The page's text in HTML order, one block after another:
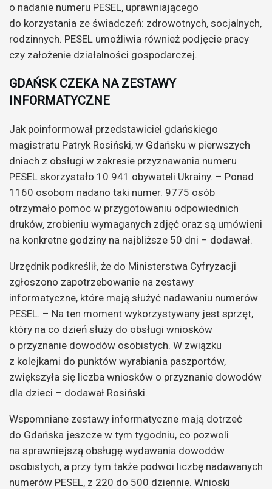
o nadanie numeru PESEL, uprawniającego
do korzystania ze świadczeń: zdrowotnych, socjalnych,
rodzinnych. PESEL umożliwia również podjęcie pracy
czy założenie działalności gospodarczej.
GDAŃSK CZEKA NA ZESTAWY
INFORMATYCZNE
Jak poinformował przedstawiciel gdańskiego
magistratu Patryk Rosiński, w Gdańsku w pierwszych
dniach z obsługi w zakresie przyznawania numeru
PESEL skorzystało 10 941 obywateli Ukrainy. – Ponad
1160 osobom nadano taki numer. 9775 osób
otrzymało pomoc w przygotowaniu odpowiednich
druków, zrobieniu wymaganych zdjęć oraz są umówieni
na konkretne godziny na najbliższe 50 dni – dodawał.
Urzędnik podkreślił, że do Ministerstwa Cyfryzacji
zgłoszono zapotrzebowanie na zestawy
informatyczne, które mają służyć nadawaniu numerów
PESEL. – Na ten moment wykorzystywany jest sprzęt,
który na co dzień służy do obsługi wniosków
o przyznanie dowodów osobistych. W związku
z kolejkami do punktów wyrabiania paszportów,
zwiększyła się liczba wniosków o przyznanie dowodów
dla dzieci – dodawał Rosiński.
Wspomniane zestawy informatyczne mają dotrzeć
do Gdańska jeszcze w tym tygodniu, co pozwoli
na sprawniejszą obsługę wydawania dowodów
osobistych, a przy tym także podwoi liczbę nadawanych
numerów PESEL, z 220 do 500 dziennie. Wnioski